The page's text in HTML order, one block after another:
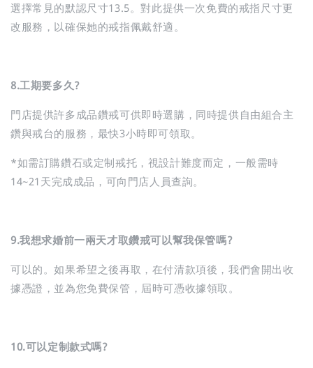
選擇常見的默認尺寸13.5。對此提供一次免費的戒指尺寸更
改服務，以確保她的戒指佩戴舒適。
8.工期要多久?
門店提供許多成品鑽戒可供即時選購，同時提供自由組合主
鑽與戒台的服務，最快3小時即可領取。
*如需訂購鑽石或定制戒托，視設計難度而定，一般需時
14~21天完成成品，可向門店人員查詢。
9.我想求婚前一兩天才取鑽戒可以幫我保管嗎?
可以的。如果希望之後再取，在付清款項後，我們會開出收
據憑證，並為您免費保管，屆時可憑收據領取。
10.可以定制款式嗎?